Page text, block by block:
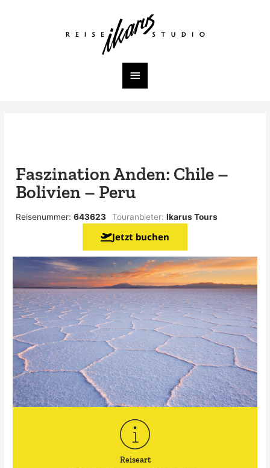
Hauptmenü
Faszination Anden: Chile –
Bolivien – Peru
Reisenummer:643623 Touranbieter:Ikarus Tours
Jetzt buchen
Reiseart